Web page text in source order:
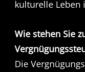
kulturelle Leben
Wie stehen Sie
Die